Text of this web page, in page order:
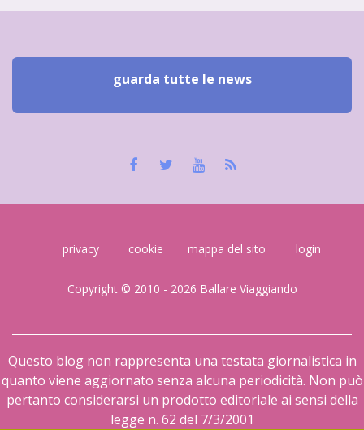
guarda tutte le news
privacy cookie mappa del sito login
Copyright © 2010 - 2026 Ballare Viaggiando
Questo blog non rappresenta una testata giornalistica in
quanto viene aggiornato senza alcuna periodicità. Non può
pertanto considerarsi un prodotto editoriale ai sensi della
legge n. 62 del 7/3/2001